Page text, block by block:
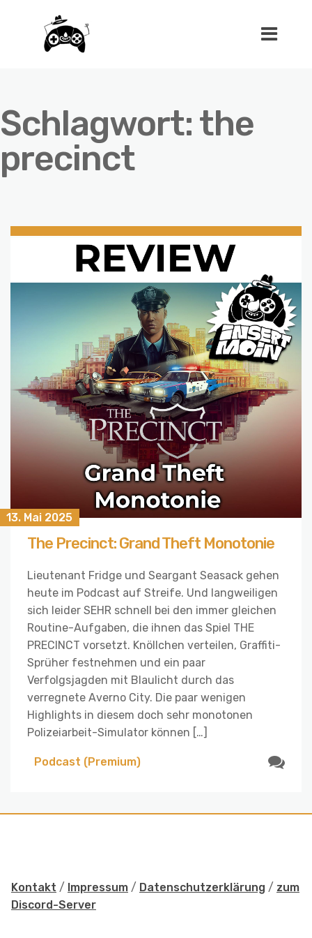
Schlagwort: the
precinct
13. Mai 2025
The Precinct: Grand Theft Monotonie
Lieutenant Fridge und Seargant Seasack gehen
heute im Podcast auf Streife. Und langweiligen
sich leider SEHR schnell bei den immer gleichen
Routine-Aufgaben, die ihnen das Spiel THE
PRECINCT vorsetzt. Knöllchen verteilen, Graffiti-
Sprüher festnehmen und ein paar
Verfolgsjagden mit Blaulicht durch das
verregnete Averno City. Die paar wenigen
Highlights in diesem doch sehr monotonen
Polizeiarbeit-Simulator können […]
Podcast (Premium)
Kontakt / Impressum / Datenschutzerklärung / zum
Discord-Server